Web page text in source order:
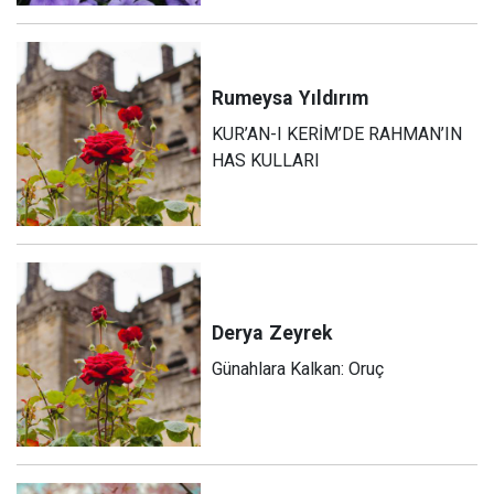
Rumeysa Yıldırım
KUR’AN-I KERİM’DE RAHMAN’IN
HAS KULLARI
Derya Zeyrek
Günahlara Kalkan: Oruç